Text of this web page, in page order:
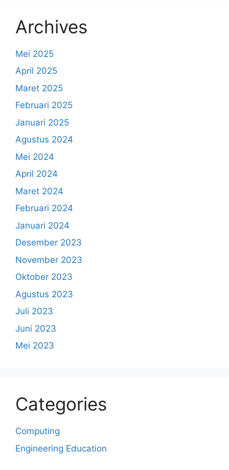
Archives
Mei 2025
April 2025
Maret 2025
Februari 2025
Januari 2025
Agustus 2024
Mei 2024
April 2024
Maret 2024
Februari 2024
Januari 2024
Desember 2023
November 2023
Oktober 2023
Agustus 2023
Juli 2023
Juni 2023
Mei 2023
Categories
Computing
Engineering Education